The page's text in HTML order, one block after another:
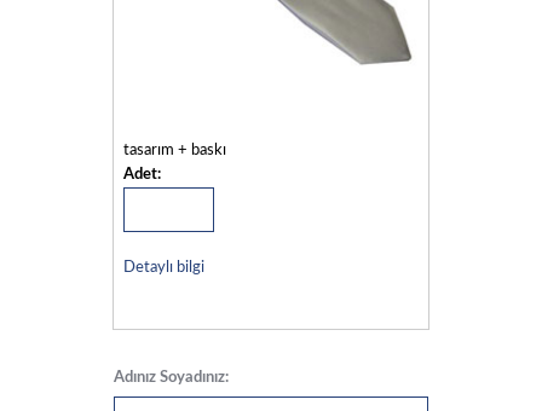
tasarım + baskı
Adet:
Detaylı bilgi
Adınız Soyadınız: